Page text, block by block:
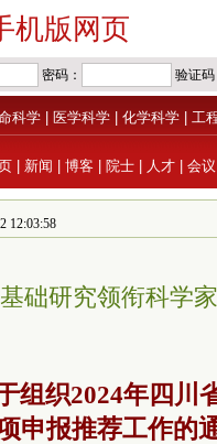
机版网页
科学 医学科学 化学科学 工
新闻 博客 院士 人才 会议
12:03:58
础研究领衔科学
组织2024年四川
申报推荐工作的